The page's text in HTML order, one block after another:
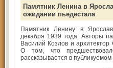
Памятник Ленина в
ожидании пьедестала
Памятник Ленину в
декабря 1939 года. Авторы
Василий Козлов и архитектор
О том, что
рассказывается в публикуемом